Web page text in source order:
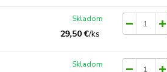
29,50 €/ks
Skladom
Skladom